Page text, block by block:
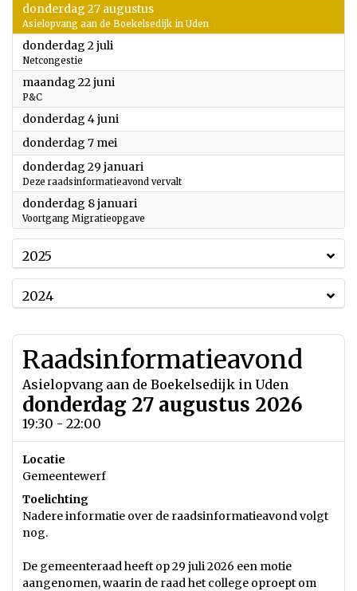
donderdag 27 augustus2026
Asielopvang aan de Boekelsedijk in Uden
donderdag 2 juli
Netcongestie
maandag 22 juni
P&C
donderdag 4 juni
donderdag 7 mei
donderdag 29 januari
Deze raadsinformatieavond vervalt
donderdag 8 januari
Voortgang Migratieopgave
2025
2024
Raadsinformatieavond
Asielopvang aan de Boekelsedijk in Uden
donderdag 27 augustus 2026
19:30 - 22:00
Locatie
Gemeentewerf
Toelichting
Nadere informatie over de raadsinformatieavond volgt
nog.
De gemeenteraad heeft op 29 juli 2026 een motie
aangenomen, waarin de raad het college oproept om